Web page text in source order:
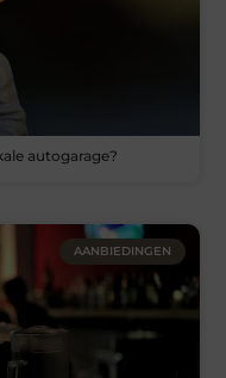
autogarage?
AANBIEDINGEN